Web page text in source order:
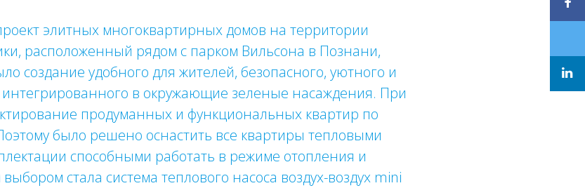
элитных многоквартирных домов на территории
расположенный рядом с парком Вильсона в Познани,
создание удобного для жителей, безопасного, уютного и
интегрированного в окружающие зеленые насаждения. При
продуманных и функциональных квартир по
было решено оснастить все квартиры тепловыми
способными работать в режиме отопления и
стала система теплового насоса воздух-воздух mini